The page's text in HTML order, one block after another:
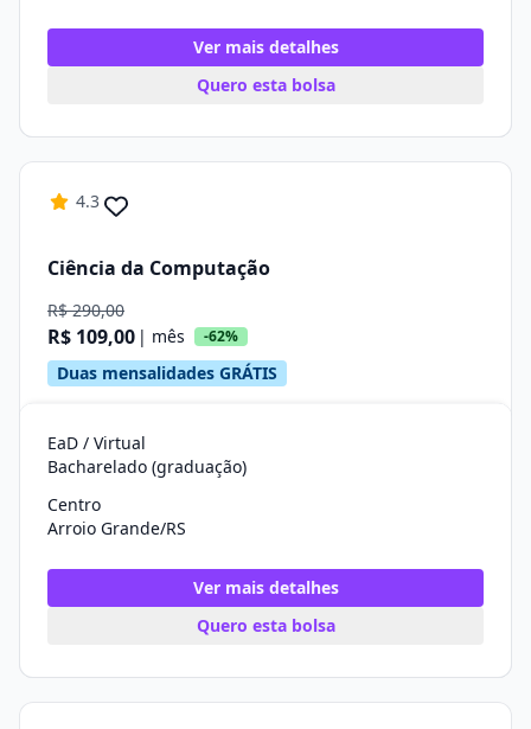
Ver mais detalhes
Quero esta bolsa
4.3
Ciência da Computação
R$ 290,00
R$ 109,00 | mês -62%
Duas mensalidades GRÁTIS
EaD / Virtual
Bacharelado (graduação)
Centro
Arroio Grande/RS
Ver mais detalhes
Quero esta bolsa